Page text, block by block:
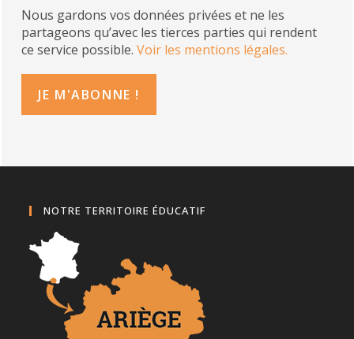
Nous gardons vos données privées et ne les
partageons qu’avec les tierces parties qui rendent
ce service possible.Voir les mentions légales.
NOTRE TERRITOIRE ÉDUCATIF